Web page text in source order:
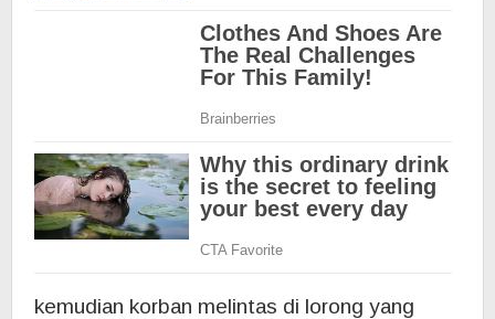
kemudian korban melintas di lorong yang